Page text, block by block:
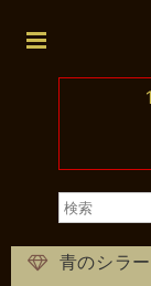
青のシラ